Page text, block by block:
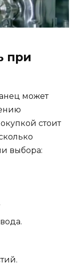
при
может
стоит
выбора: